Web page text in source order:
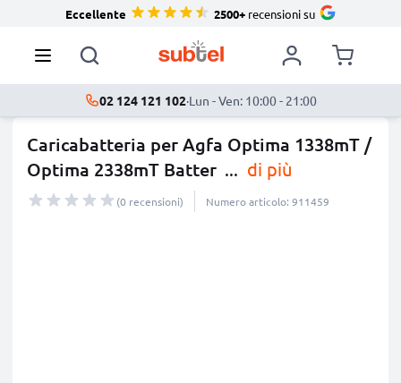
Eccellente 2500+recensioni su
02 124 121 102·Lun - Ven: 10:00 - 21:00
Caricabatteria per Agfa Optima 1338mT /
Optima 2338mT Batter ... di più
(0 recensioni) Numero articolo: 911459